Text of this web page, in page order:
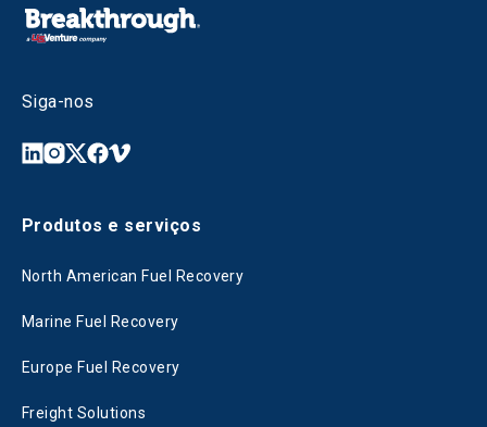
Siga-nos
Produtos e serviços
North American Fuel Recovery
Marine Fuel Recovery
Europe Fuel Recovery
Freight Solutions